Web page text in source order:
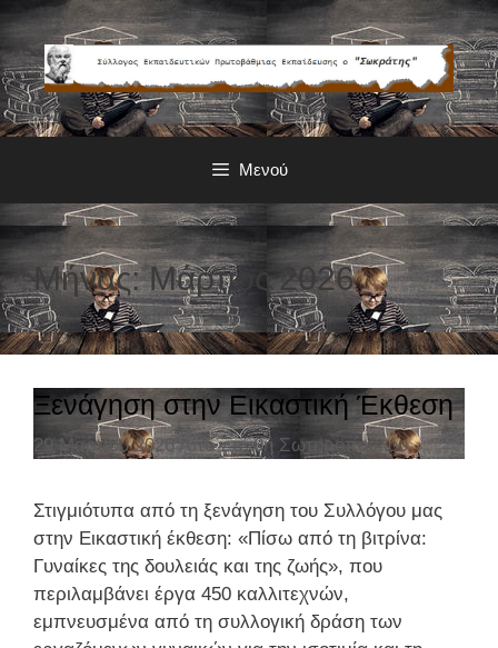
Μετάβαση
περιεχόμενο
Μενού
Μήνας: Μάρτιος 2026
Ξενάγηση στην Εικαστική Έκθεση
29 Μαρτίου 2026 ΑπόΞανθή Σωτηροπούλου
Στιγμιότυπα από τη ξενάγηση του Συλλόγου μας
στην Εικαστική έκθεση: «Πίσω από τη βιτρίνα:
Γυναίκες της δουλειάς και της ζωής», που
περιλαμβάνει έργα 450 καλλιτεχνών,
εμπνευσμένα από τη συλλογική δράση των